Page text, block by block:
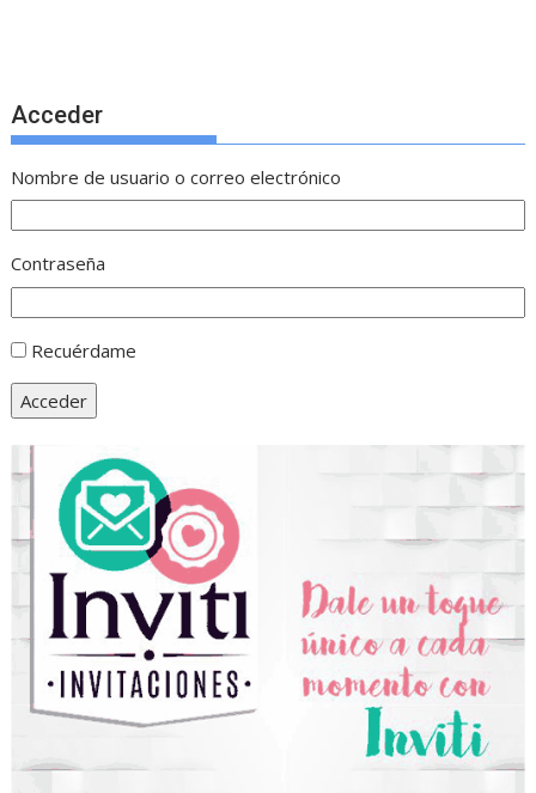
Acceder
Nombre de usuario o correo electrónico
Contraseña
Recuérdame
Acceder